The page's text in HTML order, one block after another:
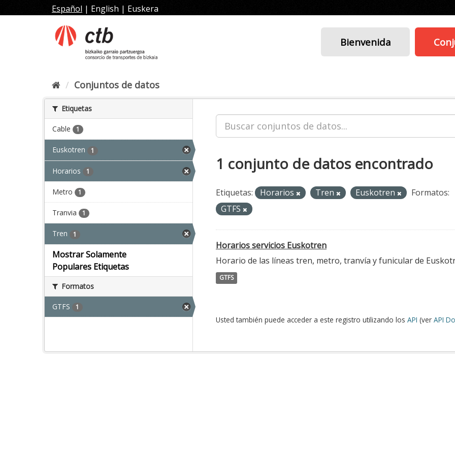
al
Español | English | Euskera
Bienvenida
Conjuntos de datos
Etiquetas
Cable 1
Euskotren 1
Horarios 1
Metro 1
Tranvia 1
Tren 1
Mostrar Solamente
Populares Etiquetas
Formatos
GTFS 1
1 conjunto de datos encontrado
Etiquetas: Horarios Tren Euskotren
Formatos:
GTFS
Horarios servicios Euskotren
Horario de las líneas tren, metro, tranvía y funicular de
GTFS
Usted también puede acceder a este registro utilizando los API (ver API